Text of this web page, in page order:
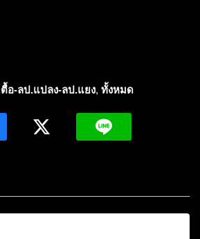
อ-ลป.แปลง-ลป.แยง, ทั้งหมด